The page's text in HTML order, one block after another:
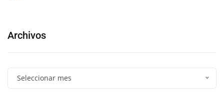
Archivos
Seleccionar mes